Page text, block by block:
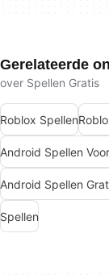
Gerelateerde
over Spellen Gratis
Roblox Spellen
Android Spellen
Android Spellen
Spellen